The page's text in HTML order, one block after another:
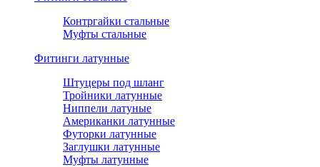
Контргайки стальные
Муфты стальные
Фитинги латунные
Штуцеры под шланг
Тройники латунные
Ниппели латуные
Американки латунные
Футорки латунные
Заглушки латунные
Муфты латунные